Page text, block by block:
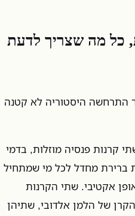
כל מה שצריך לדעת
התרחשה היסטוריה לא קטנה
קרנות פנסיה מוזלות, בדמי
ברירת מחדל לכל מי שמתחיל
אקטיבי. שתי הקרנות
של הלמן אלדובי, שתיהן